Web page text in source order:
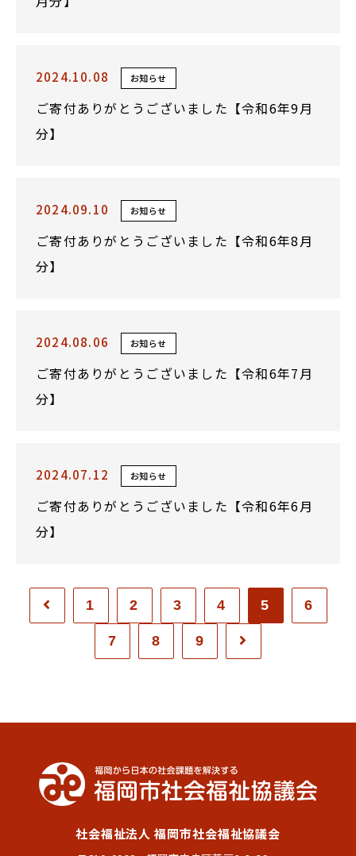
2024.10.08 お知らせ
ご寄付ありがとうございました【令和6年9月
分】
2024.09.10 お知らせ
ご寄付ありがとうございました【令和6年8月
分】
2024.08.06 お知らせ
ご寄付ありがとうございました【令和6年7月
分】
2024.07.12 お知らせ
ご寄付ありがとうございました【令和6年6月
分】
1 2 3 4 5 6
7 8 9
社会福祉法人 福岡市社会福祉協議会